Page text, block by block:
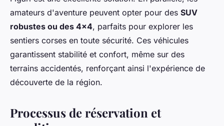
amateurs d'aventure peuvent opter pour des SUV
robustes ou des 4x4, parfaits pour explorer les
sentiers corses en toute sécurité. Ces véhicules
garantissent stabilité et confort, même sur des
terrains accidentés, renforçant ainsi l'expérience de
découverte de la région.
Processus de réservation et